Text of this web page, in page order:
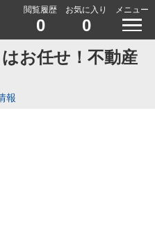
閲覧履歴
0
お気に入り
0
メニュー
はお任せ！不動産
報